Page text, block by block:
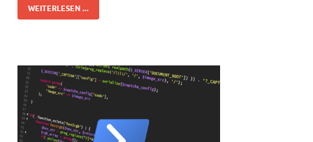
WEITERLESEN ...